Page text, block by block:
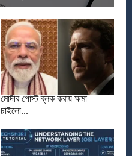
মোদীর পোস্ট ব্লক করায় ক্ষমা
চাইলো...